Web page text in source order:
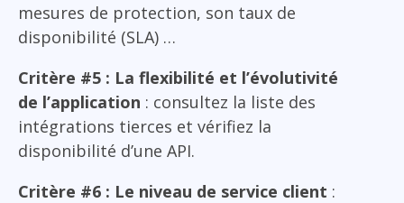
mesures de protection, son taux de
disponibilité (SLA) …
Critère #5 : La flexibilité et l’évolutivité
de l’application : consultez la liste des
intégrations tierces et vérifiez la
disponibilité d’une API.
Critère #6 : Le niveau de service client :